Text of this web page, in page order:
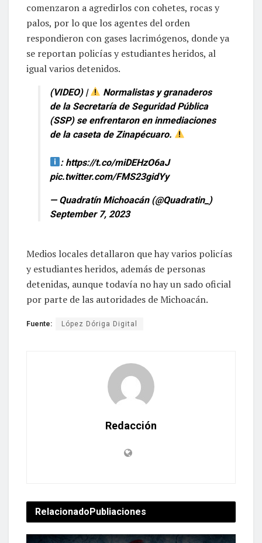
comenzaron a agredirlos con cohetes, rocas y
palos, por lo que los agentes del orden
respondieron con gases lacrimógenos, donde ya
se reportan policías y estudiantes heridos, al
igual varios detenidos.
(VIDEO) |
Normalistas y granaderos
de la Secretaría de Seguridad Pública
(SSP) se enfrentaron en inmediaciones
de la caseta de Zinapécuaro.
: https://t.co/miDEHzO6aJ
pic.twitter.com/FMS23gidYy
— Quadratín Michoacán (@Quadratin_)
September 7, 2023
Medios locales detallaron que hay varios policías
y estudiantes heridos, además de personas
detenidas, aunque todavía no hay un sado oficial
por parte de las autoridades de Michoacán.
Fuente: López Dóriga Digital
Redacción
RelacionadoPubliaciones